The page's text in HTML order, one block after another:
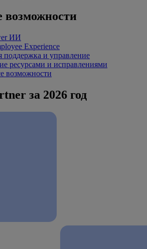
ИИ
Experience
поддержка и управление
ресурсами и исправлениями
возможности
за 2026 год